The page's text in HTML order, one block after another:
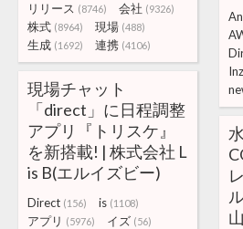
リリース (8746) 会社 (9326)
株式 (8964) 現場 (488)
生成 (1692) 連携 (4106)
現場チャット
「direct」に日程調整
アプリ『トリスケ』
を新搭載! | 株式会社 L
is B(エルイズビー)
Direct (156) is (1108)
アプリ (5976) イズ (56)